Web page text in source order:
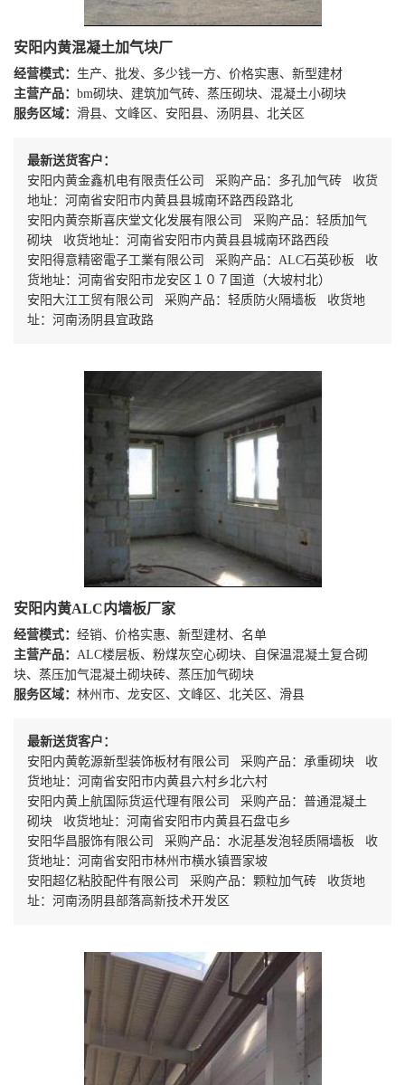
安阳内黄混凝土加气块厂
经营模式： 生产、批发、多少钱一方、价格实惠、新型建材
主营产品： bm砌块、建筑加气砖、蒸压砌块、混凝土小砌块
服务区域： 滑县、文峰区、安阳县、汤阴县、北关区
最新送货客户：
安阳内黄金鑫机电有限责任公司 采购产品：多孔加气砖 收货
地址：河南省安阳市内黄县县城南环路西段路北
安阳内黄奈斯喜庆堂文化发展有限公司 采购产品：轻质加气
砌块 收货地址：河南省安阳市内黄县县城南环路西段
安阳得意精密電子工業有限公司 采购产品：ALC石英砂板 收
货地址：河南省安阳市龙安区１０７国道（大坡村北）
安阳大江工贸有限公司 采购产品：轻质防火隔墙板 收货地
址：河南汤阴县宜政路
安阳内黄ALC内墙板厂家
经营模式： 经销、价格实惠、新型建材、名单
主营产品： ALC楼层板、粉煤灰空心砌块、自保温混凝土复合砌
块、蒸压加气混凝土砌块砖、蒸压加气砌块
服务区域： 林州市、龙安区、文峰区、北关区、滑县
最新送货客户：
安阳内黄乾源新型装饰板材有限公司 采购产品：承重砌块 收
货地址：河南省安阳市内黄县六村乡北六村
安阳内黄上航国际货运代理有限公司 采购产品：普通混凝土
砌块 收货地址：河南省安阳市内黄县石盘屯乡
安阳华昌服饰有限公司 采购产品：水泥基发泡轻质隔墙板 收
货地址：河南省安阳市林州市横水镇晋家坡
安阳超亿粘胶配件有限公司 采购产品：颗粒加气砖 收货地
址：河南汤阴县部落高新技术开发区